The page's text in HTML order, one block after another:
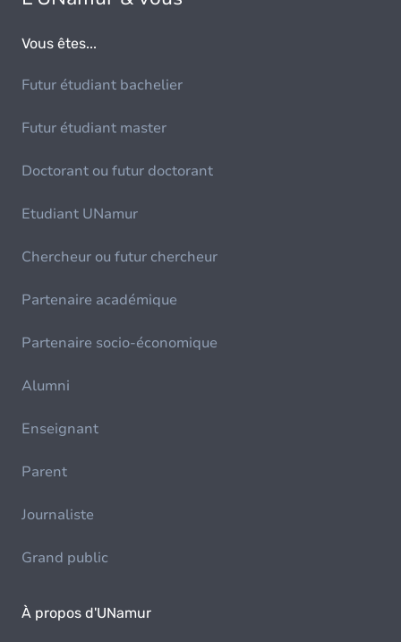
Vous êtes...
Futur étudiant bachelier
Futur étudiant master
Doctorant ou futur doctorant
Etudiant UNamur
Chercheur ou futur chercheur
Partenaire académique
Partenaire socio-économique
Alumni
Enseignant
Parent
Journaliste
Grand public
À propos d'UNamur